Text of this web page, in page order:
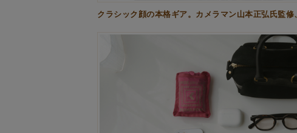
クラシック顔の本格ギア。カメラマン山本正弘氏監